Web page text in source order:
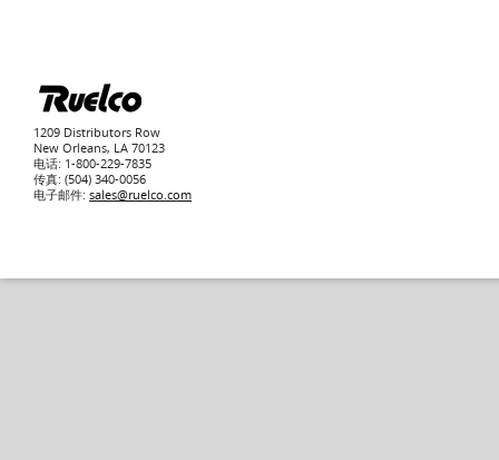
1209 Distributors Row
New Orleans, LA 70123
电话: 1-800-229-7835
传真: (504) 340-0056
电子邮件: sales@ruelco.com